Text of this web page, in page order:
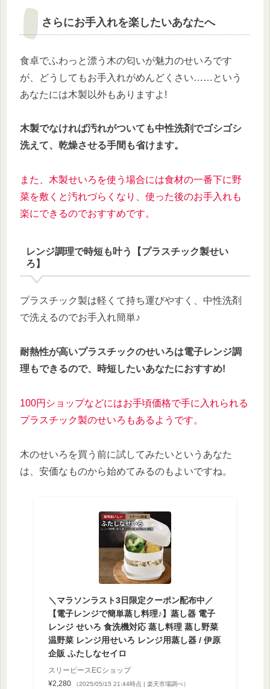
さらにお手入れを楽したいあなたへ
食卓でふわっと漂う木の匂いが魅力のせいろです
が、どうしてもお手入れがめんどくさい……という
あなたには木製以外もありますよ!
木製でなければ汚れがついても中性洗剤でゴシゴシ
洗えて、乾燥させる手間も省けます。
また、木製せいろを使う場合には食材の一番下に野
菜を敷くと汚れづらくなり、使った後のお手入れも
楽にできるのでおすすめです。
レンジ調理で時短も叶う【プラスチック製せい
ろ】
プラスチック製は軽くて持ち運びやすく、中性洗剤
で洗えるのでお手入れ簡単♪
耐熱性が高いプラスチックのせいろは電子レンジ調
理もできるので、時短したいあなたにおすすめ!
100円ショップなどにはお手頃価格で手に入れられる
プラスチック製のせいろもあるようです。
木のせいろを買う前に試してみたいというあなた
は、安価なものから始めてみるのもよいですね。
＼マラソンラスト3日限定クーポン配布中／
【電子レンジで簡単蒸し料理♪】蒸し器 電子
レンジ せいろ 食洗機対応 蒸し料理 蒸し野菜
温野菜 レンジ用せいろ レンジ用蒸し器 / 伊原
企販 ふたしなセイロ
スリーピースECショップ
¥2,280
（2025/05/15 21:44時点 | 楽天市場調べ）